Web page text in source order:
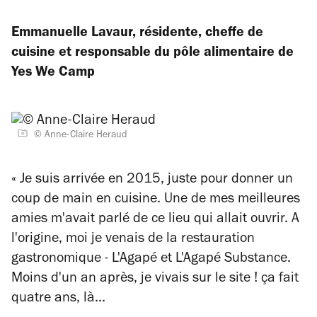
Emmanuelle Lavaur, résidente, cheffe de
cuisine et responsable du pôle alimentaire de
Yes We Camp
© Anne-Claire Heraud
« Je suis arrivée en 2015, juste pour donner un
coup de main en cuisine. Une de mes meilleures
amies m'avait parlé de ce lieu qui allait ouvrir. A
l'origine, moi je venais de la restauration
gastronomique - L'Agapé et L'Agapé Substance.
Moins d'un an après, je vivais sur le site ! ça fait
quatre ans, là...